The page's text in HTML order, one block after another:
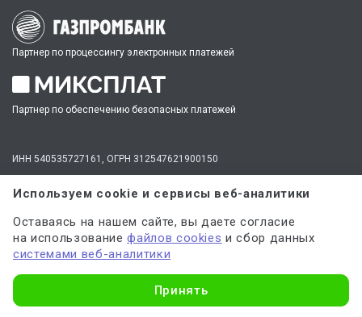
Партнер по процессингу электронных платежей
Партнер по обеспечению безопасных платежей
ИНН 540535727161, ОГРН 312547621900150
Материалы, полученные в результате оказания услуг, могут
решения имеющихся у вас задач, сбора информации и источников,
но не являются готовым решением.
* №1 на рынке консультационных услуг для студентов по количеству
Москвы,полный перечень филиалов). Зона обслуживания онлайн —
Мыиспользуем файлы cookieисервисы веб-аналитики
Используем cookie и сервисы веб-аналитики
Оставаясь на нашем сайте, вы даете согласие
на использованиефайлов cookies и сбор данных
системами веб-аналитики
Принять